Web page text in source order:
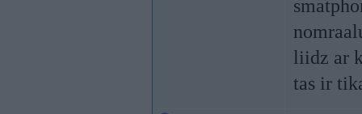
liidz ar
tas ir